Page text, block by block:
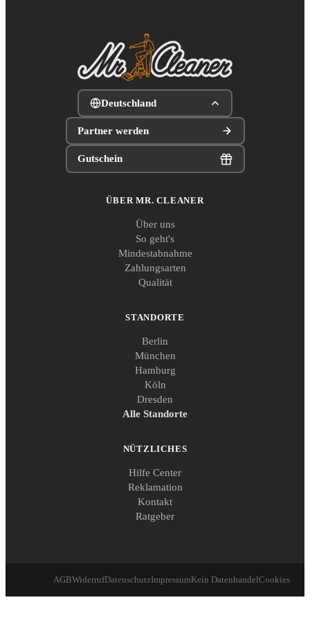
Deutschland
Partner werden
Gutschein
ÜBER MR. CLEANER
Über uns
So geht's
Mindestabnahme
Zahlungsarten
Qualität
STANDORTE
Berlin
München
Hamburg
Köln
Dresden
Alle Standorte
NÜTZLICHES
Hilfe Center
Reklamation
Kontakt
Ratgeber
AGBWiderrufDatenschutzImpressumKein DatenhandelCookies